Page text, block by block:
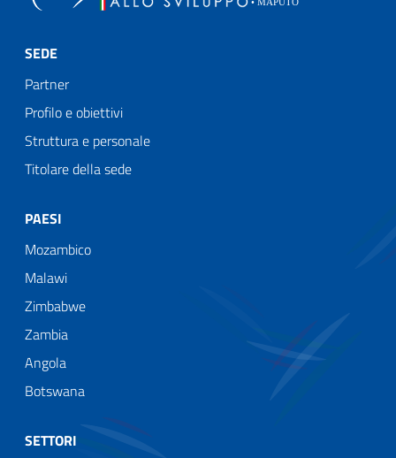
SEDE
Partner
Profilo e obiettivi
Struttura e personale
Titolare della sede
PAESI
Mozambico
Malawi
Zimbabwe
Zambia
Angola
Botswana
SETTORI